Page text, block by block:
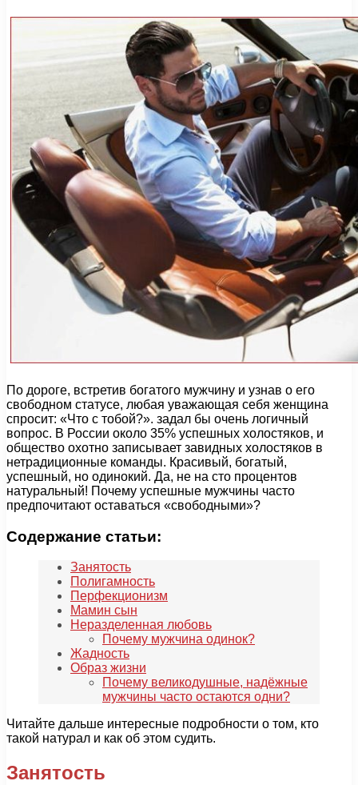
По дороге, встретив богатого мужчину и узнав о его
свободном статусе, любая уважающая себя женщина
спросит: «Что с тобой?». задал бы очень логичный
вопрос. В России около 35% успешных холостяков, и
общество охотно записывает завидных холостяков в
нетрадиционные команды. Красивый, богатый,
успешный, но одинокий. Да, не на сто процентов
натуральный! Почему успешные мужчины часто
предпочитают оставаться «свободными»?
Содержание статьи:
Занятость
Полигамность
Перфекционизм
Мамин сын
Неразделенная любовь
Почему мужчина одинок?
Жадность
Образ жизни
Почему великодушные, надёжные
мужчины часто остаются одни?
Читайте дальше интересные подробности о том, кто
такой натурал и как об этом судить.
Занятость